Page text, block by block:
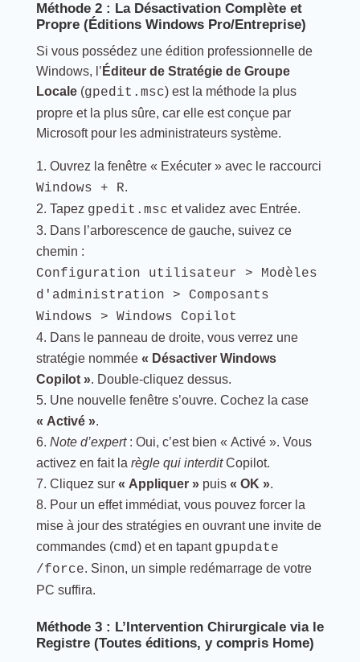
Méthode 2 : La Désactivation Complète et
Propre (Éditions Windows Pro/Entreprise)
Si vous possédez une édition professionnelle de
Windows, l’ Éditeur de Stratégie de Groupe
Locale(gpedit.msc) est la méthode la plus
propre et la plus sûre, car elle est conçue par
Microsoft pour les administrateurs système.
Ouvrez la fenêtre « Exécuter » avec le raccourci
Windows + R.
Tapez gpedit.msc et validez avec Entrée.
Dans l’arborescence de gauche, suivez ce
chemin :
Configuration utilisateur > Modèles
d'administration > Composants
Windows > Windows Copilot
Dans le panneau de droite, vous verrez une
stratégie nommée « Désactiver Windows
Copilot ». Double-cliquez dessus.
Une nouvelle fenêtre s’ouvre. Cochez la case
« Activé ».
Note d’expert: Oui, c’est bien « Activé ». Vous
activez en fait la règle qui interditCopilot.
Cliquez sur « Appliquer »puis « OK ».
Pour un effet immédiat, vous pouvez forcer la
mise à jour des stratégies en ouvrant une invite de
commandes (cmd) et en tapant gpupdate
/force. Sinon, un simple redémarrage de votre
PC suffira.
Méthode 3 : L’Intervention Chirurgicale via le
Registre (Toutes éditions, y compris Home)